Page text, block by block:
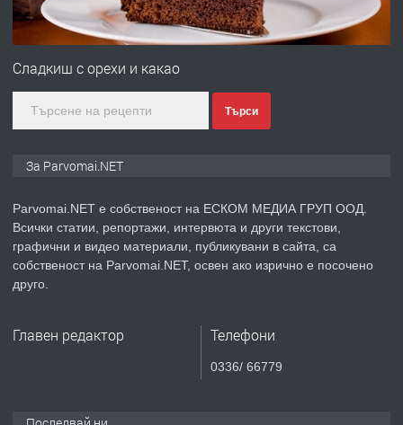
ПРЕДЛАГА
Първи поход "По стъпките на Ангел
преди 1 година
ПРЕДЛАГА Уроци по Математика
Сладкиш с орехи и какао
Търси
За Parvomai.NET
Parvomai.NET е собственост на ЕСКОМ МЕДИА ГРУП ООД.
Всички статии, репортажи, интервюта и други текстови,
графични и видео материали, публикувани в сайта, са
собственост на Parvomai.NET, освен ако изрично е посочено
друго.
Главен редактор Телефони
0336/ 66779